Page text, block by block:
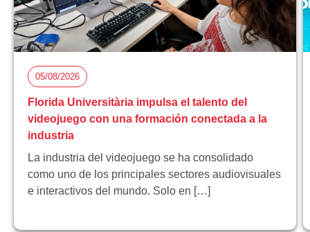
05/08/2026
Florida Universitària impulsa el talento del
videojuego con una formación conectada a la
industria
La industria del videojuego se ha consolidado
como uno de los principales sectores audiovisuales
e interactivos del mundo. Solo en […]